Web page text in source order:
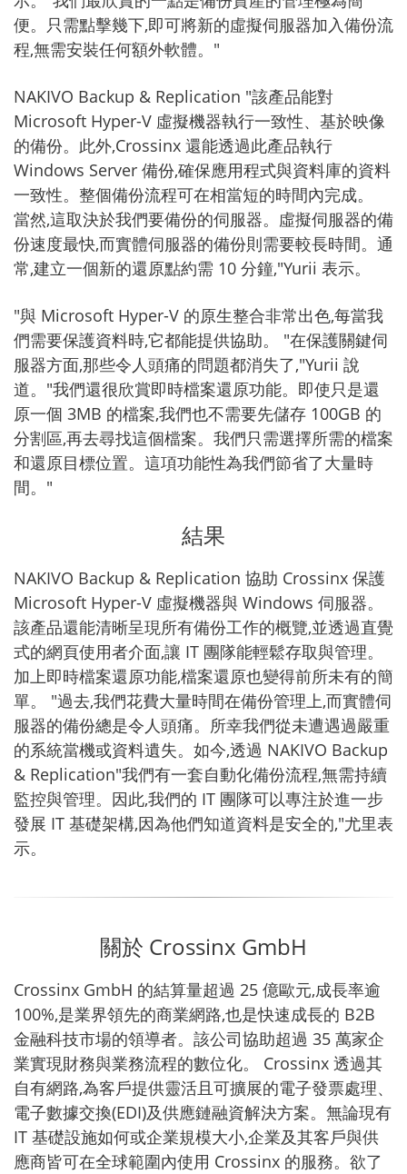
便。只需點擊幾下,即可將新的虛擬伺服器加入備份流
程,無需安裝任何額外軟體。"
NAKIVO Backup & Replication "該產品能對
Microsoft Hyper-V 虛擬機器執行一致性、基於映像
的備份。此外,Crossinx 還能透過此產品執行
Windows Server 備份,確保應用程式與資料庫的資料
一致性。整個備份流程可在相當短的時間內完成。
當然,這取決於我們要備份的伺服器。虛擬伺服器的備
份速度最快,而實體伺服器的備份則需要較長時間。通
常,建立一個新的還原點約需 10 分鐘,"Yurii 表示。
"與 Microsoft Hyper-V 的原生整合非常出色,每當我
們需要保護資料時,它都能提供協助。 "在保護關鍵伺
服器方面,那些令人頭痛的問題都消失了,"Yurii 說
道。"我們還很欣賞即時檔案還原功能。即使只是還
原一個 3MB 的檔案,我們也不需要先儲存 100GB 的
分割區,再去尋找這個檔案。我們只需選擇所需的檔案
和還原目標位置。這項功能性為我們節省了大量時
間。"
結果
NAKIVO Backup & Replication 協助 Crossinx 保護
Microsoft Hyper-V 虛擬機器與 Windows 伺服器。
該產品還能清晰呈現所有備份工作的概覽,並透過直覺
式的網頁使用者介面,讓 IT 團隊能輕鬆存取與管理。
加上即時檔案還原功能,檔案還原也變得前所未有的簡
單。 "過去,我們花費大量時間在備份管理上,而實體伺
服器的備份總是令人頭痛。所幸我們從未遭遇過嚴重
的系統當機或資料遺失。如今,透過 NAKIVO Backup
& Replication"我們有一套自動化備份流程,無需持續
監控與管理。因此,我們的 IT 團隊可以專注於進一步
發展 IT 基礎架構,因為他們知道資料是安全的,"尤里表
示。
關於 Crossinx GmbH
Crossinx GmbH 的結算量超過 25 億歐元,成長率逾
100%,是業界領先的商業網路,也是快速成長的 B2B
金融科技市場的領導者。該公司協助超過 35 萬家企
業實現財務與業務流程的數位化。 Crossinx 透過其
自有網路,為客戶提供靈活且可擴展的電子發票處理、
電子數據交換(EDI)及供應鏈融資解決方案。無論現有
IT 基礎設施如何或企業規模大小,企業及其客戶與供
應商皆可在全球範圍內使用 Crossinx 的服務。欲了